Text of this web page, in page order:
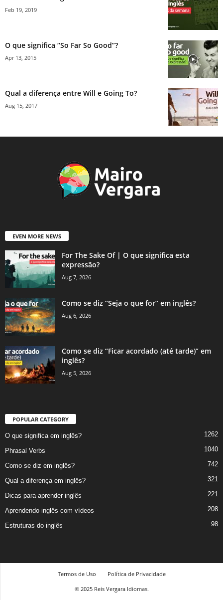
Feb 19, 2019
O que significa “So Far So Good”?
Apr 13, 2015
Qual a diferença entre Will e Going To?
Aug 15, 2017
EVEN MORE NEWS
For The Sake Of | O que significa esta
expressão?
Aug 7, 2026
Como se diz “Seja o que for” em inglês?
Aug 6, 2026
Como se diz “Ficar acordado (até tarde)” em
inglês?
Aug 5, 2026
POPULAR CATEGORY
O que significa em inglês? 1262
Phrasal Verbs 1040
Como se diz em inglês? 742
Qual a diferença em inglês? 321
Dicas para aprender inglês 221
Aprendendo inglês com vídeos 208
Estruturas do inglês 98
Termos de Uso
Política de Privacidade
© 2025 Reis Vergara Idiomas.